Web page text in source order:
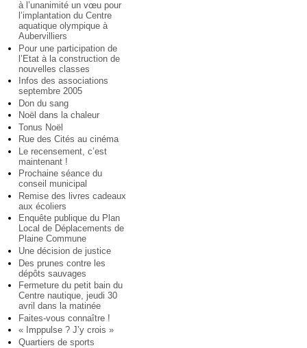
à l’unanimité un vœu pour
l’implantation du Centre
aquatique olympique à
Aubervilliers
Pour une participation de
l’Etat à la construction de
nouvelles classes
Infos des associations
septembre 2005
Don du sang
Noël dans la chaleur
Tonus Noël
Rue des Cités au cinéma
Le recensement, c’est
maintenant !
Prochaine séance du
conseil municipal
Remise des livres cadeaux
aux écoliers
Enquête publique du Plan
Local de Déplacements de
Plaine Commune
Une décision de justice
Des prunes contre les
dépôts sauvages
Fermeture du petit bain du
Centre nautique, jeudi 30
avril dans la matinée
Faites-vous connaître !
« Imppulse ? J’y crois »
Quartiers de sports